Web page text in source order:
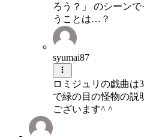
ろう？」 のシーン
うことは…？
syumai87
ロミジュリの戯曲は
で緑の目の怪物の説
ございます^ ^